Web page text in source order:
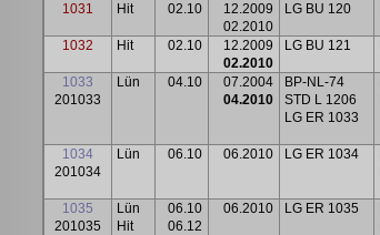
1031 Hit 02.10
12.2009
02.2010
LG BU 120
1032 Hit 02.10
12.2009
02.2010
LG BU 121
1033
201033
Lün 04.10
07.2004
04.2010
BP-NL-74
STD L 1206
LG ER 1033
1034
201034
Lün 06.10 06.2010 LG ER 1034
1035
201035
Lün
Hit
06.10
06.12
06.2010 LG ER 1035